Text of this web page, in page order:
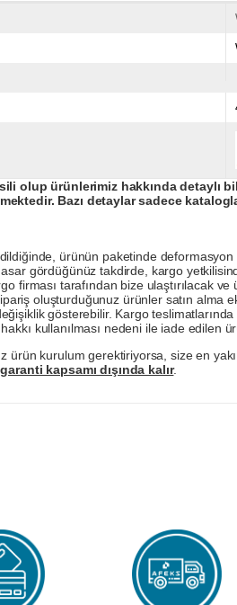
olup ürünlerimiz hakkında detaylı
Bazı detaylar sadece
ürünün paketinde
gördüğünüz takdirde, kargo
firması tarafından bize ulaştırılacak
oluşturduğunuz ürünler satın alma
gösterebilir. Kargo
kullanılması nedeni ile iade edilen
ürün kurulum gerektiriyorsa, size en
garanti kapsamı dışında kalır.